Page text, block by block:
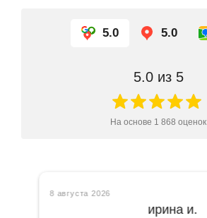
5.0 5.0
5.0из 5
На основе 1 868 оценок
8 августа 2026
ирина и.